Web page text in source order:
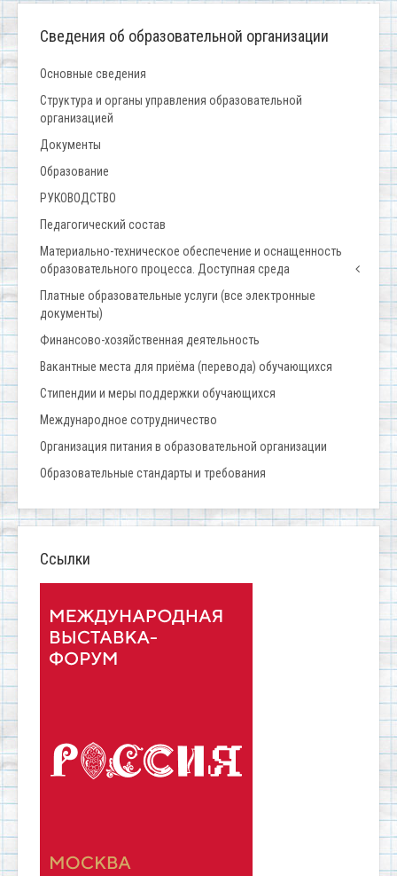
Сведения об образовательной организации
Основные сведения
Структура и органы управления образовательной
организацией
Документы
Образование
РУКОВОДСТВО
Педагогический состав
Материально-техническое обеспечение и оснащенность
образовательного процесса. Доступная среда
Платные образовательные услуги (все электронные
документы)
Финансово-хозяйственная деятельность
Вакантные места для приёма (перевода) обучающихся
Стипендии и меры поддержки обучающихся
Международное сотрудничество
Организация питания в образовательной организации
Образовательные стандарты и требования
Ссылки